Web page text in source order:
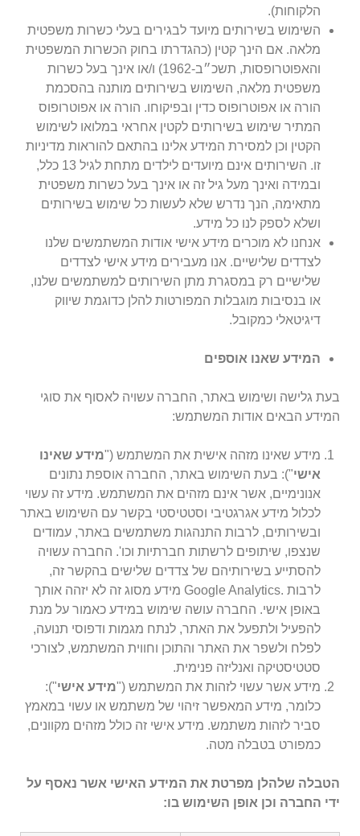
הלקוחות).
השימוש בשירותים מיועד לבגירים בעלי כשרות משפטית
מלאה. אם הינך קטין (כהגדרתו בחוק הכשרות המשפטית
והאפוטרופסות, תשכ״ב-1962) ו/או אינך בעל כשרות
משפטית מלאה, השימוש בשירותים מותנה בהסכמת
הורה או אפוטרופוס כדין ובפיקוחו. הורה או אפוטרופוס
המתיר שימוש בשירותים לקטין אחראי במלואו לשימוש
הקטין וכן למסירת המידע אלינו בהתאם להוראות מדיניות
זו. השירותים אינם מיועדים לילדים מתחת לגיל 13 כלל,
ובמידה ואינך מעל גיל זה או אינך בעל כשרות משפטית
מתאימה, הנך נדרש שלא לעשות כל שימוש בשירותים
ושלא לספק לנו כל מידע.
אנחנו לא מוכרים מידע אישי אודות המשתמשים שלנו
לצדדים שלישיים. אנו מעבירים מידע אישי לצדדים
שלישיים רק במסגרת מתן השירותים למשתמשים שלנו,
או בנסיבות מוגבלות המפורטות להלן כדוגמת שיווק
דיגיטאלי כמקובל.
המידע שאנו אוספים
בעת גלישה ושימוש באתר, החברה עשויה לאסוף את סוגי
המידע הבאים אודות המשתמש:
מידע שאינו מזהה אישית את המשתמש ("מידע שאינו
אישי"): בעת השימוש באתר, החברה אוספת נתונים
אנונימיים, אשר אינם מזהים את המשתמש. מידע זה עשוי
לכלול מידע אגרגטיבי וסטטיסטי בקשר עם השימוש באתר
ובשירותים, לרבות התנהגות משתמשים באתר, עמודים
שנצפו, שיתופים לרשתות חברתיות וכו'. החברה עשויה
להסתייע בשירותיהם של צדדים שלישים בהקשר זה,
לרבות .Google Analytics מידע מסוג זה לא יזהה אותך
באופן אישי. החברה עושה שימוש במידע כאמור על מנת
להפעיל ולתפעל את האתר, לנתח מגמות ודפוסי תנועה,
לפלח ולשפר את האתר והתוכן וחווית המשתמש, לצורכי
סטטיסטיקה ואנליזה פנימית.
מידע אשר עשוי לזהות את המשתמש ("מידע אישי"):
כלומר, מידע המאפשר זיהוי של משתמש או עשוי במאמץ
סביר לזהות משתמש. מידע אישי זה כולל מזהים מקוונים,
כמפורט בטבלה מטה.
הטבלה שלהלן מפרטת את המידע האישי אשר נאסף על
ידי החברה וכן אופן השימוש בו: